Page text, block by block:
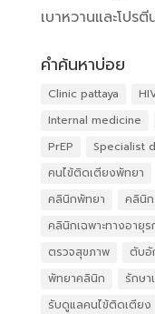
เบาหวานและโปรตี
คำค้นหาบ่อย
Clinic pattaya
Internal medicine
PrEP
Specialist
คนไข้ติดเตียงพัทยา
คลินิกพัทยา
คลินิ
คลินิกเฉพาะทางอายุร
ตรวจสุขภาพ
ตับอั
พัทยาคลินิก
รักษา
รับดูแลคนไข้ติดเตียง